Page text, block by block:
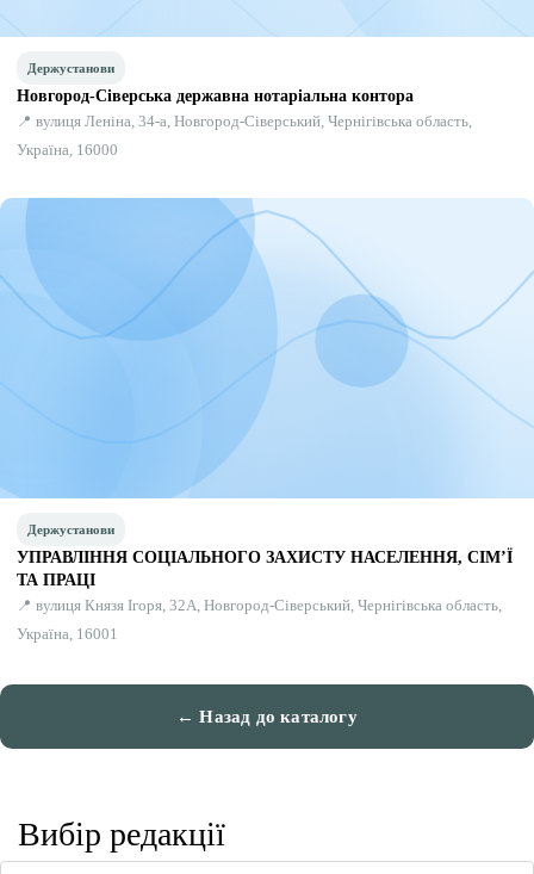
Держустанови
Новгород-Сіверська державна нотаріальна контора
📍 вулиця Леніна, 34-а, Новгород-Сіверський, Чернігівська область,
Україна, 16000
Держустанови
УПРАВЛІННЯ СОЦІАЛЬНОГО ЗАХИСТУ НАСЕЛЕННЯ, СІМ’Ї
ТА ПРАЦІ
📍 вулиця Князя Ігоря, 32А, Новгород-Сіверський, Чернігівська область,
Україна, 16001
← Назад до каталогу
Вибір редакції